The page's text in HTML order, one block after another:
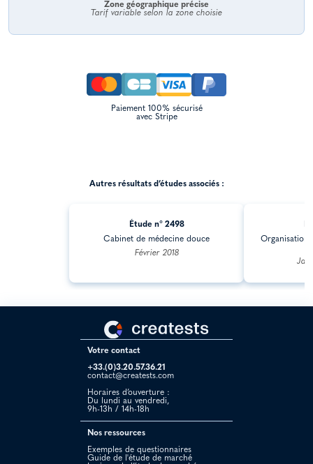
Zone géographique précise
Tarif variable selon la zone choisie
Paiement 100% sécurisé
avec Stripe
Autres résultats d’études associés :
Étude n° 2498
Cabinet de médecine douce
Février 2018
Organisation
Votre contact
+33.(0)3.20.57.36.21
contact@creatests.com
Horaires d’ouverture :
Du lundi au vendredi,
9h-13h / 14h-18h
Nos ressources
Exemples de questionnaires
Guide de l'étude de marché